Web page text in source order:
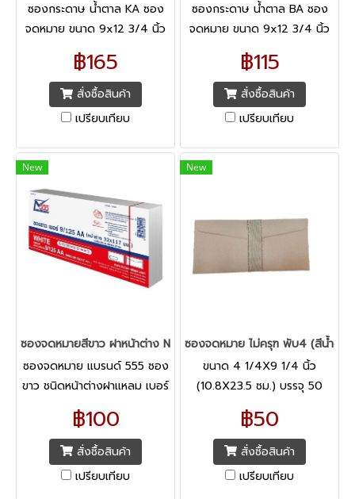
ซองกระดาษ น้ำตาล KA ซอง
จดหมาย ขนาด 9x12 3/4 นิ้ว
555 เก็บข้อมูลภายในเอกสารได้
มิดชิด เพิ่มความมั่นใจในการจัด
ส่งด้วยซองเอกสารกระดาษ
คราฟท์ KA
฿165
สั่งซื้อสินค้า
เปรียบเทียบ
ซองกระดาษ น้ำตาล BA ซอง
จดหมาย ขนาด 9x12 3/4 นิ้ว
555 เก็บข้อมูลภายในเอกสารได้
มิดชิด เพิ่มความมั่นใจในการจัด
ส่งด้วยซองเอกสารกระดาษ
คราฟท์ BA
฿115
สั่งซื้อสินค้า
เปรียบเทียบ
New
ซองจดหมายสีขาว ฝาหน้าต่าง No.9/125 (แพ็ค50ซอง) 555
ซองจดหมาย แบรนด์ 555 ซอง
ขาว ชนิดหน้าต่างฝาแหลม เบอร์
9/125 ผลิตจากกระดาษปอนด์
ขาว หนา 100 แกรม
฿100
สั่งซื้อสินค้า
เปรียบเทียบ
New
ซองจดหมาย ไม่ครุฑ พับ4 (สีน้ำต
ขนาด 4 1/4X9 1/4 นิ้ว
(10.8X23.5 ซม.) บรรจุ 50
ซอง/แพ็ค
฿50
สั่งซื้อสินค้า
เปรียบเทียบ